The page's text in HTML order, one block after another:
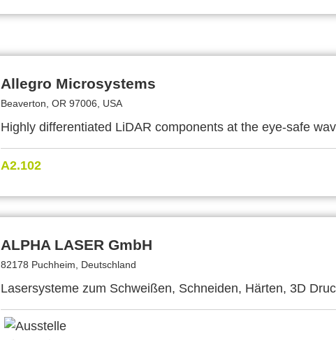
Allegro Microsystems
Beaverton, OR 97006, USA
Highly differentiated LiDAR components at the eye-safe
A2.102
ALPHA LASER GmbH
82178 Puchheim, Deutschland
Lasersysteme zum Schweißen, Schneiden, Härten, 3D